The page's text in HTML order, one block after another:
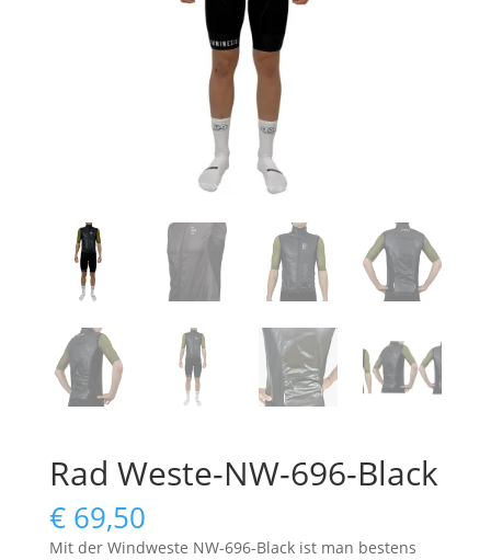
Rad Weste-NW-696-Black
€69,50
Mit der Windweste NW-696-Black ist man bestens